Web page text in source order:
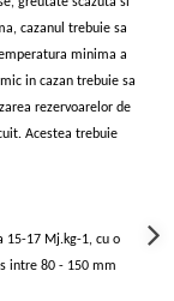
cazanul trebuie sa
minima a
in cazan trebuie sa
rezervoarelor de
Acestea trebuie
15-17 Mj.kg-1, cu o
intre 80 - 150 mm